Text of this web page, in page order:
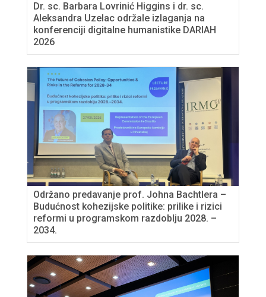
Dr. sc. Barbara Lovrinić Higgins i dr. sc.
Aleksandra Uzelac održale izlaganja na
konferenciji digitalne humanistike DARIAH
2026
Održano predavanje prof. Johna Bachtlera –
Budućnost kohezijske politike: prilike i rizici
reformi u programskom razdoblju 2028. –
2034.